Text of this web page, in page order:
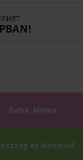
Baba, Mama
és életmód